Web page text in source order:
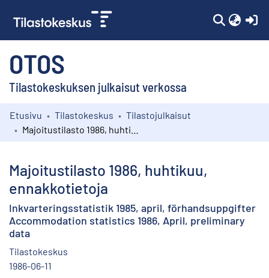
OTOS
Tilastokeskuksen julkaisut verkossa
Kokoelmat
Etusivu Tilastokeskus
Tilastojulkaisut
Majoitustilasto 1986, huhtikuu,
ennakkotietoja
Inkvarteringsstatistik 1985, april, förhandsuppgifter
Accommodation statistics 1986, April, preliminary
data
Tilastokeskus
1986-06-11